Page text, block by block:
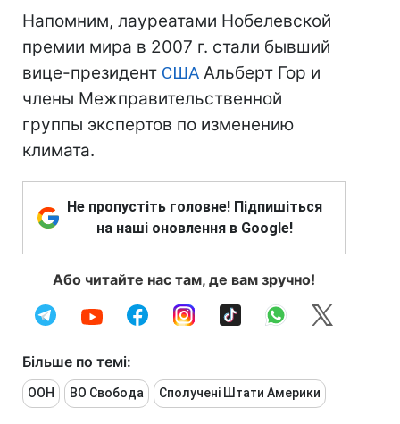
Напомним, лауреатами Нобелевской
премии мира в 2007 г. стали бывший
вице-президент США Альберт Гор и
члены Межправительственной
группы экспертов по изменению
климата.
Не пропустіть головне! Підпишіться
на наші оновлення в Google!
Або читайте нас там, де вам зручно!
Більше по темі:
ООН ВО Свобода Сполучені Штати Америки